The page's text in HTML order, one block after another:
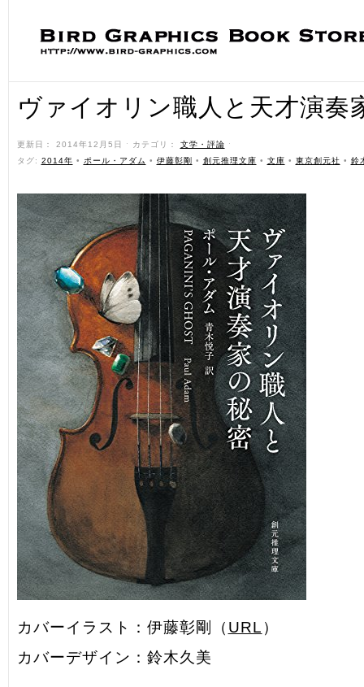
ヴァイオリン職人と天才演奏
更新日： 2014年12月5日 ˑ カテゴリ： 文学・評論 ˑ
タグ: 2014年 • ポール・アダム • 伊藤彰剛 • 創元推理文庫 • 文庫 • 東京創元社 • 鈴
カバーイラスト：伊藤彰剛（ URL ）
カバーデザイン：鈴木久美